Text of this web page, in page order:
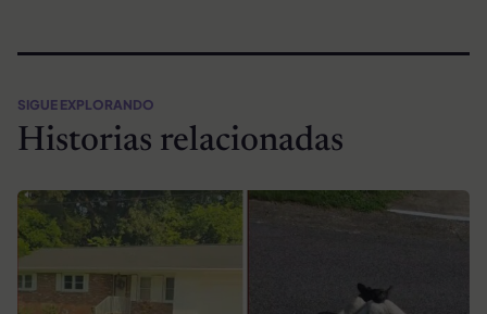
SIGUE EXPLORANDO
Historias relacionadas